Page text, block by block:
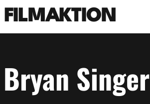
FILMAKTION
Bryan Singer